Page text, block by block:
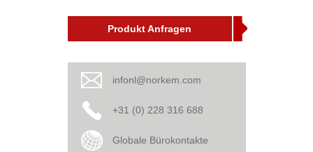
Produkt Anfragen
infonl@norkem.com
+31 (0) 228 316 688
Globale Bürokontakte